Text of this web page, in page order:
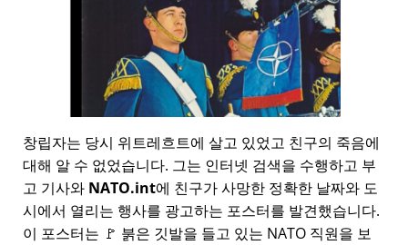
창립자는 당시 위트레흐트에 살고 있었고 친구의 죽음에
대해 알 수 없었습니다. 그는 인터넷 검색을 수행하고 부
고 기사와 NATO.int에 친구가 사망한 정확한 날짜와 도
시에서 열리는 행사를 광고하는 포스터를 발견했습니다.
이 포스터는 🚩 붉은 깃발을 들고 있는 NATO 직원을 보